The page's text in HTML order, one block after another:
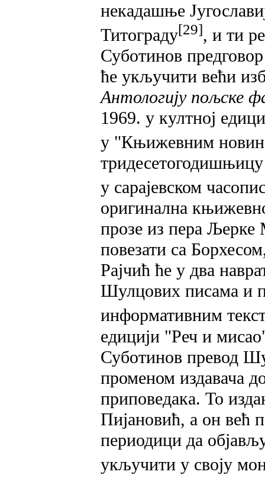
некадашње
Титограду[29], и ти
Суботинов
ће укључити већи
Антологију пољске
1969. у култној
у "Књижевним
у сарајевском
оригинална
прозе из пера
повезати са
Рајчић ће у два
Шулцових писама и
информативним
едицији "Реч и
Суботинов превод
променом издавача
приповедака. То
Пијановић, а он већ
периодици да
укључити у своју